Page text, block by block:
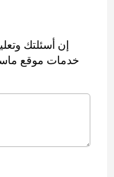
إن أسئلتك
خدمات موقع